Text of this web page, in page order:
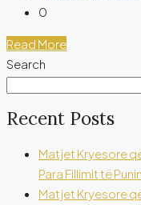
0
Read More
Search
Recent Posts
Matjet Kryesore
Para Fillimit të
Matjet Kryesore